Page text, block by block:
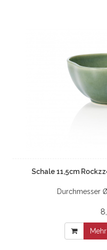
Schale 11,5cm
Durchmesser